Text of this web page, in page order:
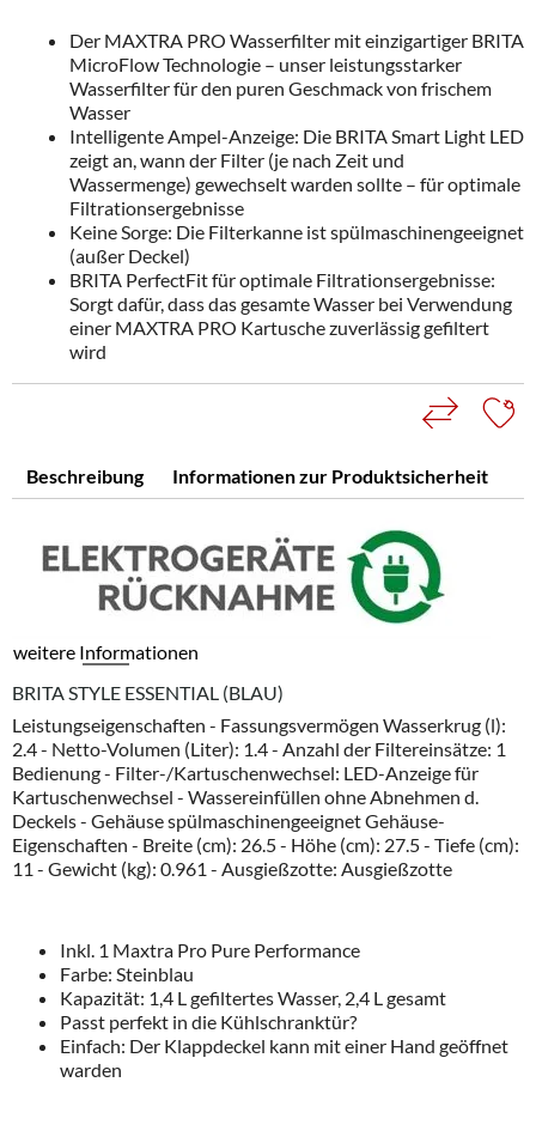
Der MAXTRA PRO Wasserfilter mit einzigartiger BRITA
MicroFlow Technologie – unser leistungsstarker
Wasserfilter für den puren Geschmack von frischem
Wasser
Intelligente Ampel-Anzeige: Die BRITA Smart Light LED
zeigt an, wann der Filter (je nach Zeit und
Wassermenge) gewechselt warden sollte – für optimale
Filtrationsergebnisse
Keine Sorge: Die Filterkanne ist spülmaschinengeeignet
(außer Deckel)
BRITA PerfectFit für optimale Filtrationsergebnisse:
Sorgt dafür, dass das gesamte Wasser bei Verwendung
einer MAXTRA PRO Kartusche zuverlässig gefiltert
wird
Beschreibung Informationen zur Produktsicherheit
weitere Informationen
BRITA STYLE ESSENTIAL (BLAU)
Leistungseigenschaften - Fassungsvermögen Wasserkrug (l):
2.4 - Netto-Volumen (Liter): 1.4 - Anzahl der Filtereinsätze: 1
Bedienung - Filter-/Kartuschenwechsel: LED-Anzeige für
Kartuschenwechsel - Wassereinfüllen ohne Abnehmen d.
Deckels - Gehäuse spülmaschinengeeignet Gehäuse-
Eigenschaften - Breite (cm): 26.5 - Höhe (cm): 27.5 - Tiefe (cm):
11 - Gewicht (kg): 0.961 - Ausgießzotte: Ausgießzotte
Inkl. 1 Maxtra Pro Pure Performance
Farbe: Steinblau
Kapazität: 1,4 L gefiltertes Wasser, 2,4 L gesamt
Passt perfekt in die Kühlschranktür?
Einfach: Der Klappdeckel kann mit einer Hand geöffnet
warden